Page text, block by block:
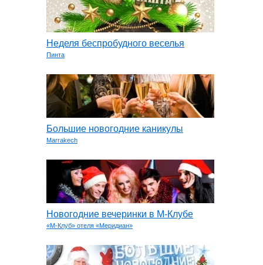
Неделя беспробудного веселья
Пинта
Большие новогодние каникулы
Marrakech
Новогодние вечеринки в М-Клубе
«М-Клуб» отеля «Меридиан»